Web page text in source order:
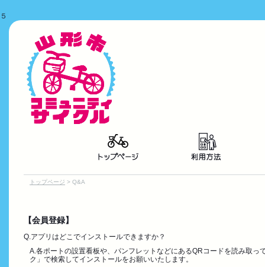
５
トップページ > Q&A
【会員登録】
Q.アプリはどこでインストールできますか？
A.各ポートの設置看板や、パンフレットなどにあるQRコードを読み取
ク」で検索してインストールをお願いいたします。